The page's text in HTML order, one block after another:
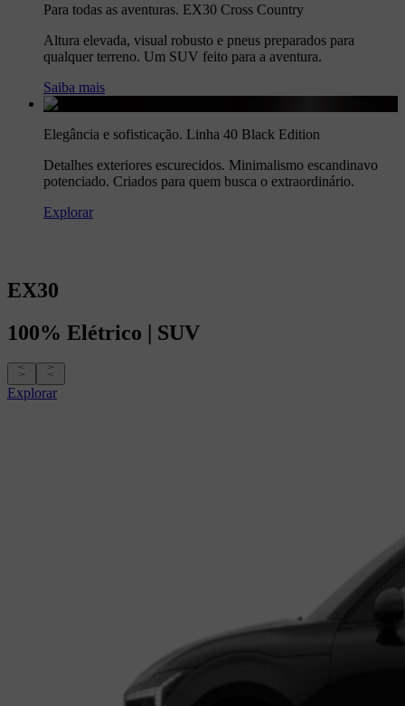
Para todas as aventuras. EX30 Cross Country
Altura elevada, visual robusto e pneus preparados para
qualquer terreno. Um SUV feito para a aventura.
Saiba mais
Elegância e sofisticação. Linha 40 Black Edition
Detalhes exteriores escurecidos. Minimalismo escandinavo
potenciado. Criados para quem busca o extraordinário.
Explorar
EX30
100% Elétrico | SUV
Explorar